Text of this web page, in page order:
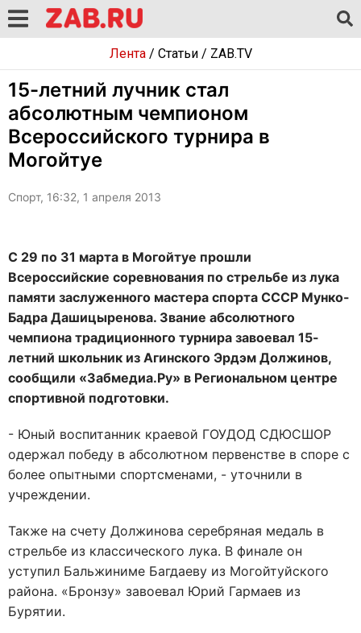
Лента/ Статьи/ ZAB.TV
15-летний лучник стал
абсолютным чемпионом
Всероссийского турнира в
Могойтуе
Спорт, 16:32, 1 апреля 2013
С 29 по 31 марта в Могойтуе прошли
Всероссийские соревнования по стрельбе из лука
памяти заслуженного мастера спорта СССР Мунко-
Бадра Дашицыренова. Звание абсолютного
чемпиона традиционного турнира завоевал 15-
летний школьник из Агинского Эрдэм Должинов,
сообщили «Забмедиа.Ру» в Региональном центре
спортивной подготовки.
- Юный воспитанник краевой ГОУДОД СДЮСШОР
одержал победу в абсолютном первенстве в споре с
более опытными спортсменами, - уточнили в
учреждении.
Также на счету Должинова серебряная медаль в
стрельбе из классического лука. В финале он
уступил Бальжиниме Багдаеву из Могойтуйского
района. «Бронзу» завоевал Юрий Гармаев из
Бурятии.